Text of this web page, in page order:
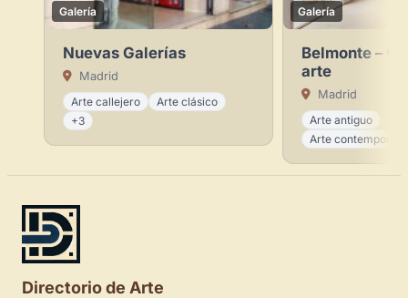
Galería
Nuevas Galerías
Madrid
Arte callejero
Arte clásico
+3
Galería
Belmonte –
arte
Madrid
Arte antiguo
Arte
Directorio de Arte